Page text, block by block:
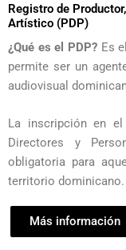
Registro de
Artístico (PDP)
¿Qué es el PDP? Es
permite ser un
audiovisual
La inscripción en el
Directores y
obligatoria para
territorio dominicano.
Más información